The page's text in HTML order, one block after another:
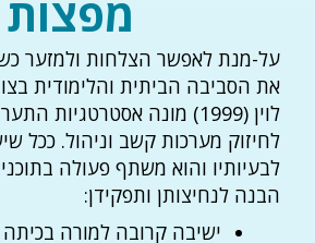
מפצות
על-מנת לאפשר הצלחות ולמזער
את הסביבה הביתית והלימודית
לוין (1999) מונה אסטרטגיות
לחיזוק מערכות קשב וניהול. ככל
לבעיותיו והוא משתף פעולה
הבנה לנחיצותן ותפקידן:
ישיבה קרובה למורה בכיתה